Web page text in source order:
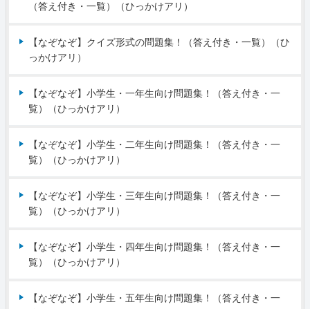
（答え付き・一覧）（ひっかけアリ）
【なぞなぞ】クイズ形式の問題集！（答え付き・一覧）（ひ
っかけアリ）
【なぞなぞ】小学生・一年生向け問題集！（答え付き・一
覧）（ひっかけアリ）
【なぞなぞ】小学生・二年生向け問題集！（答え付き・一
覧）（ひっかけアリ）
【なぞなぞ】小学生・三年生向け問題集！（答え付き・一
覧）（ひっかけアリ）
【なぞなぞ】小学生・四年生向け問題集！（答え付き・一
覧）（ひっかけアリ）
【なぞなぞ】小学生・五年生向け問題集！（答え付き・一